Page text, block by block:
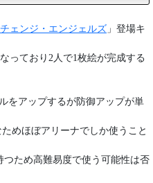
ェンジ・エンジェルズ 」登場キ
っており2人で1枚絵が完成する
をアップするが防御アップが単
めほぼアリーナでしか使うこと
つため高難易度で使う可能性は否